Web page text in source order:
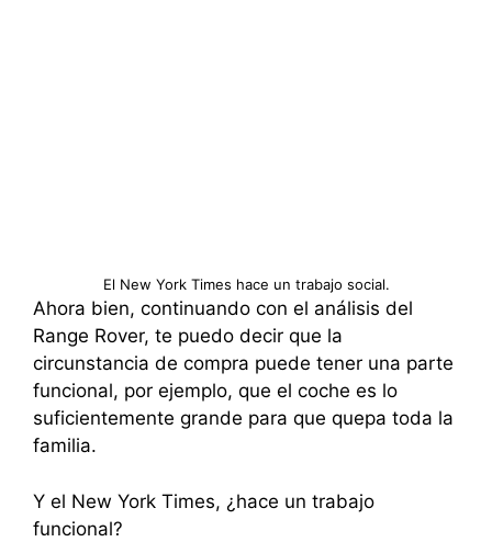
El New York Times hace un trabajo social.
Ahora bien, continuando con el análisis del
Range Rover, te puedo decir que la
circunstancia de compra puede tener una parte
funcional, por ejemplo, que el coche es lo
suficientemente grande para que quepa toda la
familia.
Y el New York Times, ¿hace un trabajo
funcional?